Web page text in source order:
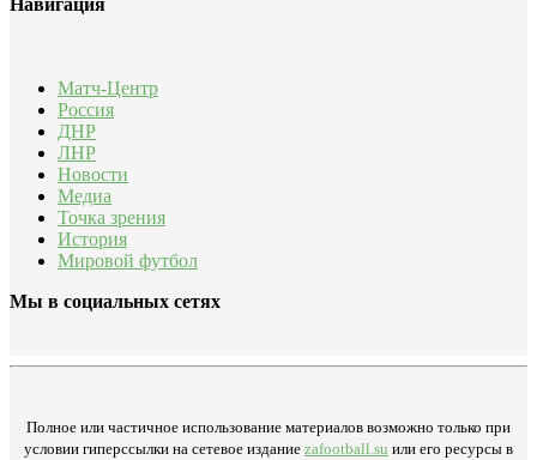
Навигация
Матч-Центр
Россия
ДНР
ЛНР
Новости
Медиа
Точка зрения
История
Мировой футбол
Мы в социальных сетях
Полное или частичное использование материалов возможно только при
условии гиперссылки на сетевое издание zafootball.su или его ресурсы в